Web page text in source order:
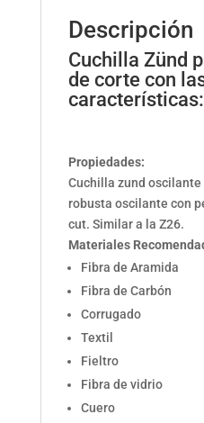
Descripción
Cuchilla Zünd
de corte con
características:
Propiedades:
Cuchilla zund
robusta oscilante con
cut. Similar a la Z26.
Materiales
Fibra de Aramida
Fibra de Carbón
Corrugado
Textil
Fieltro
Fibra de vidrio
Cuero